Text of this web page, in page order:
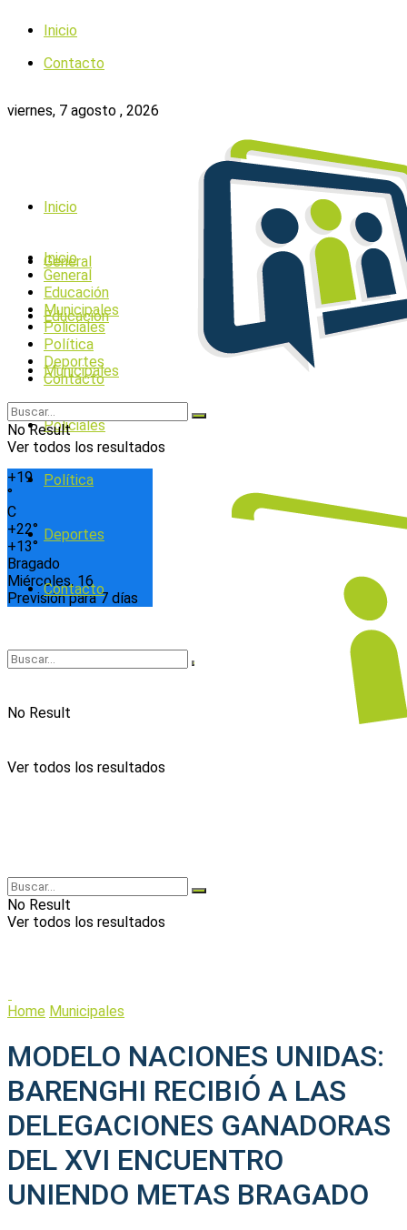
Inicio
Contacto
viernes, 7 agosto , 2026
+19
°
C
+22°
+13°
Bragado
Miércoles, 16
Previsión para 7 días
Inicio
General
Educación
Municipales
Policiales
Política
Deportes
Contacto
No Result
Ver todos los resultados
Inicio
General
Educación
Municipales
Policiales
Política
Deportes
Contacto
No Result
Ver todos los resultados
No Result
Ver todos los resultados
Home Municipales
MODELO NACIONES UNIDAS:
BARENGHI RECIBIÓ A LAS
DELEGACIONES GANADORAS
DEL XVI ENCUENTRO
UNIENDO METAS BRAGADO